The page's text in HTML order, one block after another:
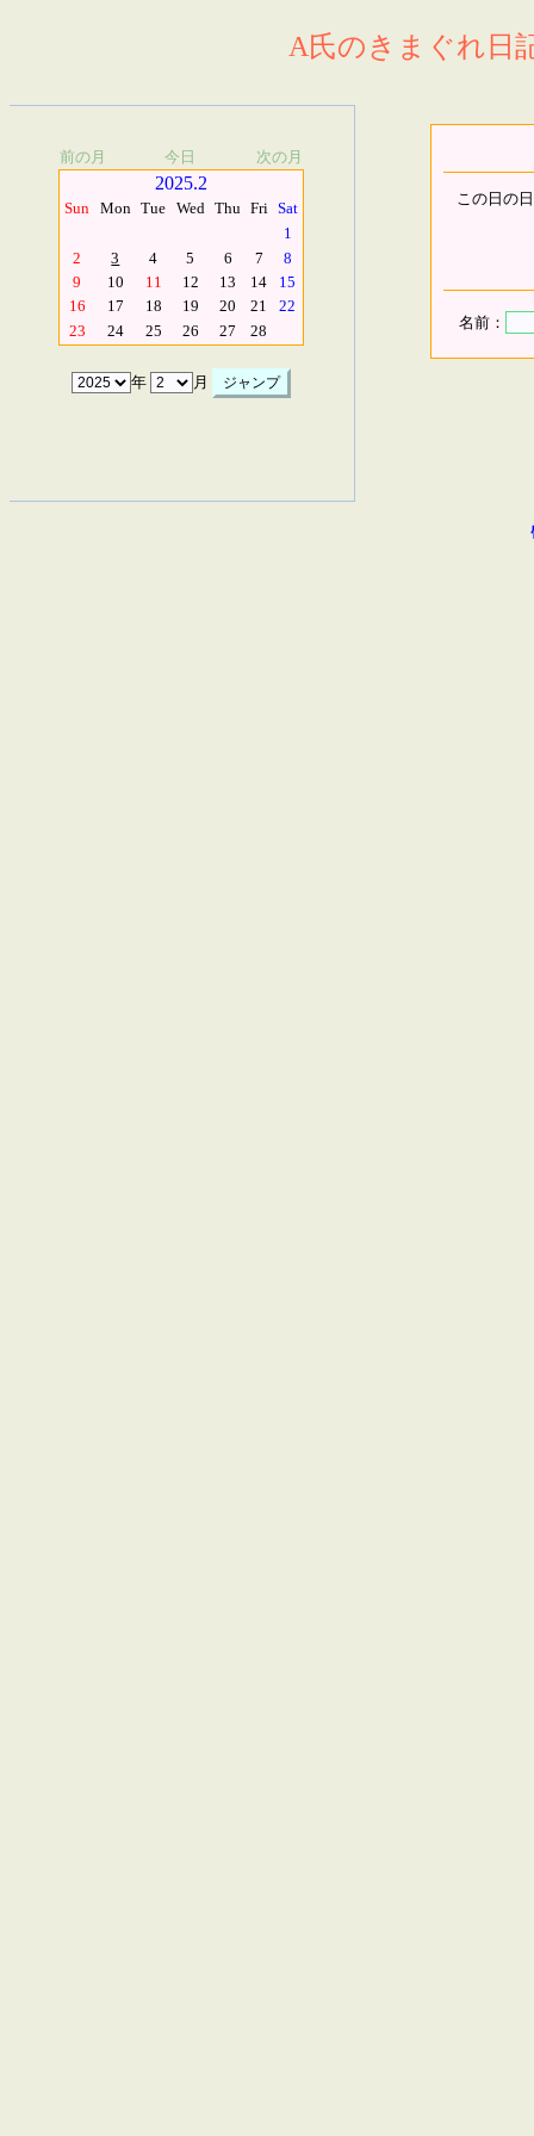
A氏のきまぐれ日
前の月 今日 次の月
2025.2
Sun Mon Tue Wed Thu Fri Sat
1
2
3 4 5 6 7
8
9
10 11 12 13 14
15
16
17 18 19 20 21
22
23
24 25 26 27 28
年 月
この日の
名前：